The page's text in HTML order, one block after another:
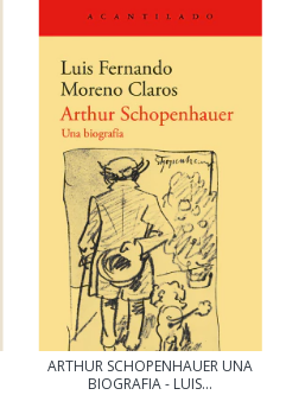
ARTHUR SCHOPENHAUER UNA
BIOGRAFIA - LUIS...